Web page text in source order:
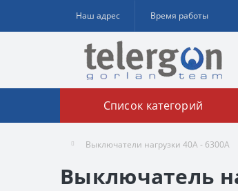
Наш адрес Время работы
Список категорий
Выключатели нагрузки 40A - 6300A
Выключатель